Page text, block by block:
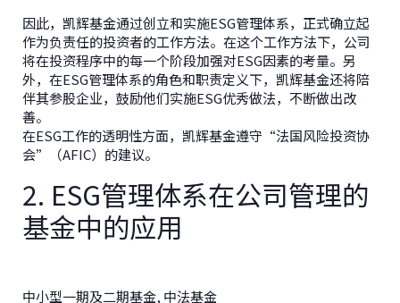
因此，凯辉基金通过创立和实施ESG管理体系，正式确立起
作为负责任的投资者的工作方法。在这个工作方法下，公司
将在投资程序中的每一个阶段加强对ESG因素的考量。另
外，在ESG管理体系的角色和职责定义下，凯辉基金还将陪
伴其参股企业，鼓励他们实施ESG优秀做法，不断做出改
善。
在ESG工作的透明性方面，凯辉基金遵守“法国风险投资协
会”（AFIC）的建议。
2. ESG管理体系在公司管理的
基金中的应用
中小型一期及二期基金, 中法基金